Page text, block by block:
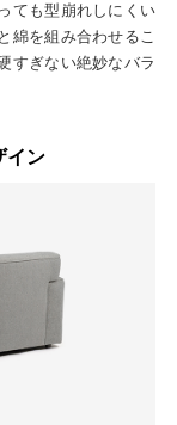
ても型崩れしにくい
綿を組み合わせるこ
すぎない絶妙なバラ
イン